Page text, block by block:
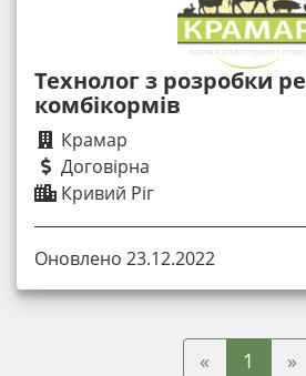
Технолог з розробки
комбікормів
Крамар
Договірна
Кривий Ріг
Оновлено 23.12.2022
« 1 »